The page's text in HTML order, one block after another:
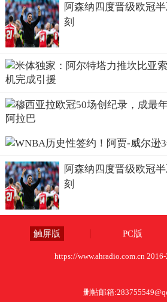
阿森纳四度晋级欧冠
刻
阿森纳四度晋级欧冠
刻
触屏版 PC版
https://www.ahradio.com.cn
删帖邮箱: